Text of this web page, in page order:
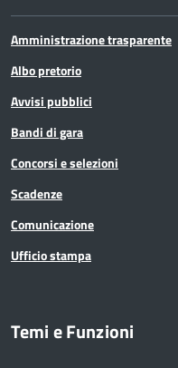
Amministrazione trasparente
Albo pretorio
Avvisi pubblici
Bandi di gara
Concorsi e selezioni
Scadenze
Comunicazione
Ufficio stampa
Temi e Funzioni